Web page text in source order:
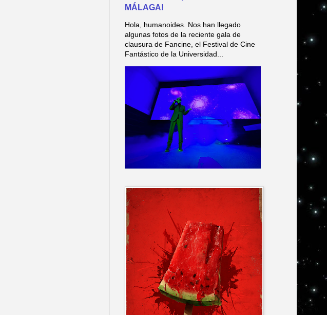
MÁLAGA!
Hola, humanoides. Nos han llegado
algunas fotos de la reciente gala de
clausura de Fancine, el Festival de Cine
Fantástico de la Universidad...